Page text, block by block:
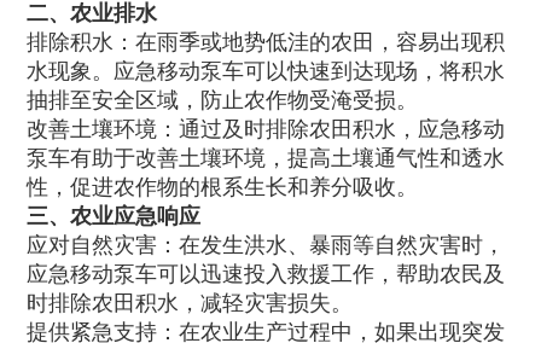
二、农业排水
排除积水：在雨季或地势低洼的农田，容易出现积
水现象。应急移动泵车可以快速到达现场，将积水
抽排至安全区域，防止农作物受淹受损。
改善土壤环境：通过及时排除农田积水，应急移动
泵车有助于改善土壤环境，提高土壤通气性和透水
性，促进农作物的根系生长和养分吸收。
三、农业应急响应
应对自然灾害：在发生洪水、暴雨等自然灾害时，
应急移动泵车可以迅速投入救援工作，帮助农民及
时排除农田积水，减轻灾害损失。
提供紧急支持：在农业生产过程中，如果出现突发